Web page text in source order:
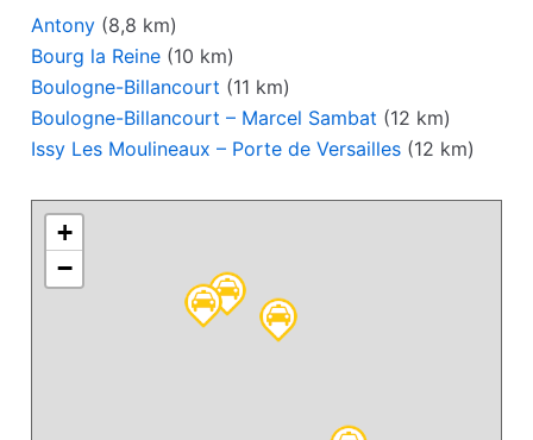
Antony (8,8 km)
Bourg la Reine (10 km)
Boulogne-Billancourt (11 km)
Boulogne-Billancourt – Marcel Sambat (12 km)
Issy Les Moulineaux – Porte de Versailles (12 km)
+
−